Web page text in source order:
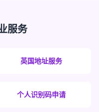
服务
英国地址服务
个人识别码申请